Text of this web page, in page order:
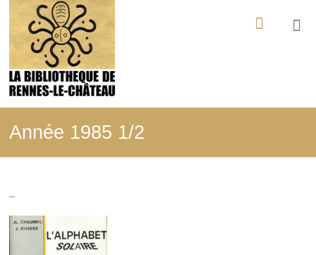
contenu
La
Bibliothèque
de
Rennes-
le-
qui
été
Année 1985 1/2
–